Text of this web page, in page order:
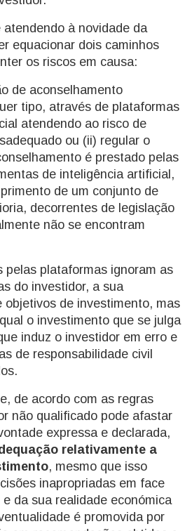
à novidade da
equacionar dois caminhos
os riscos em causa:
de aconselhamento
tipo, através de plataformas
atendendo ao risco de
ou (ii) regular o
é prestado pelas
de inteligência artificial,
de um conjunto de
decorrentes de legislação
não se encontram
pelas plataformas ignoram as
do investidor, a sua
objetivos de investimento, mas
o investimento que se julga
induz o investidor em erro e
de responsabilidade civil
de acordo com as regras
não qualificado pode afastar
expressa e declarada,
relativamente a
, mesmo que isso
inapropriadas em face
da sua realidade económica
é promovida por